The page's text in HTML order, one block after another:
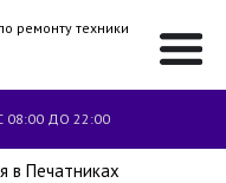
ремонту техники
08:00 ДО 22:00
в Печатниках